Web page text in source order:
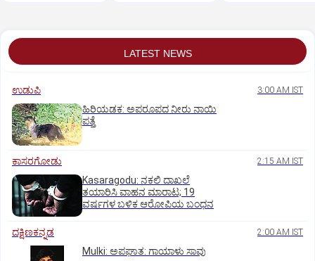
LATEST NEWS
ಉಡುಪಿ 3:00 AM IST
ಹಿರಿಯಡಕ: ಅಪರೂಪದ ನೀರು ನಾಯಿ
ಪತ್ತೆ
ಕಾಸರಗೋಡು 2:15 AM IST
Kasaragodu: ನಕಲಿ ದಾಖಲೆ
ತಯಾರಿಸಿ ವಾಹನ ಮಾರಾಟ; 19
ವರ್ಷಗಳ ಬಳಿಕ ಆರೋಪಿಯ ಬಂಧನ
ದಕ್ಷಿಣಕನ್ನಡ 2:00 AM IST
Mulki: ಅಪಘಾತ: ಗಾಯಾಳು ಸಾವು